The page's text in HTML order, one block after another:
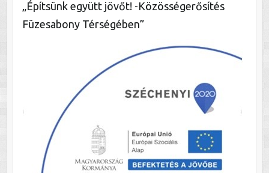
„Építsünk együtt jövőt! -Közösségerősítés
Füzesabony Térségében”